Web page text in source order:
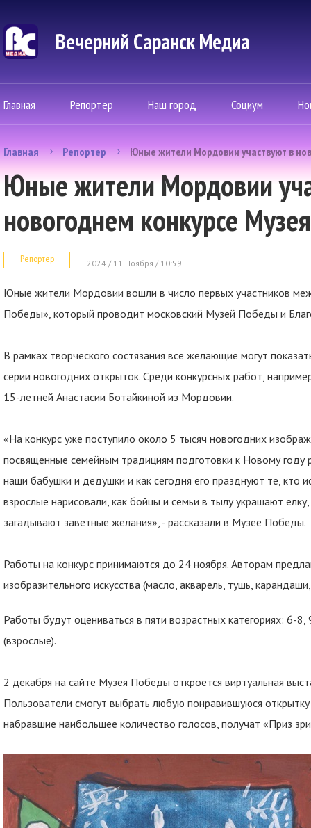
Вечерний Саранск Mедиа
Главная Репортер Наш город Социум
Главная Репортер Юные жители Мордовии участвуют в
Юные жители Мордовии
новогоднем конкурсе
Репортер 2024 / 11 Ноября / 10:59
Юные жители Мордовии вошли в число первых участников
Победы», который проводит московский Музей Победы и
В рамках творческого состязания все желающие могут
серии новогодних открыток. Среди конкурсных работ,
15-летней Анастасии Ботайкиной из Мордовии.
«На конкурс уже поступило около 5 тысяч новогодних
посвященные семейным традициям подготовки к Новому году
наши бабушки и дедушки и как сегодня его празднуют те, кто
взрослые нарисовали, как бойцы и семьи в тылу украшают
загадывают заветные желания», - рассказали в Музее Победы.
Работы на конкурс принимаются до 24 ноября. Авторам
изобразительного искусства (масло, акварель, тушь,
Работы будут оцениваться в пяти возрастных категориях: 6-
(взрослые).
2 декабря на сайте Музея Победы откроется виртуальная
Пользователи смогут выбрать любую понравившуюся
набравшие наибольшее количество голосов, получат «Приз